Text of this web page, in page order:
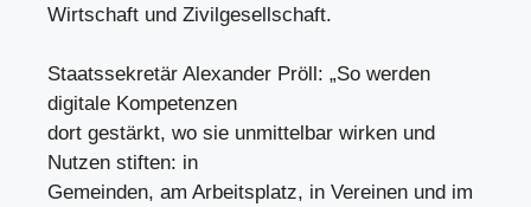
Wirtschaft und Zivilgesellschaft.
Staatssekretär Alexander Pröll: „So werden
digitale Kompetenzen
dort gestärkt, wo sie unmittelbar wirken und
Nutzen stiften: in
Gemeinden, am Arbeitsplatz, in Vereinen und im